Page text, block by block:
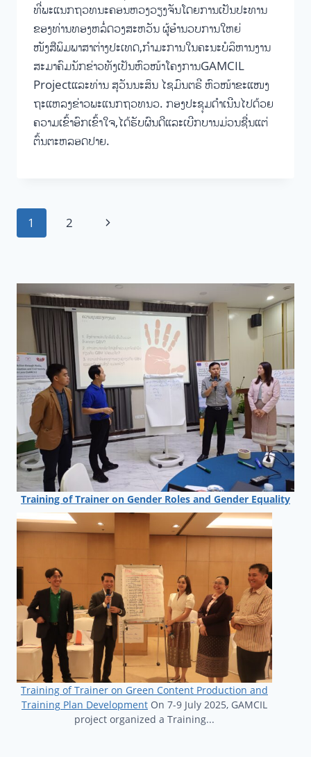
ທີ່ພະແນກຖວທນະຄອນຫວງວຽງຈັນໂດຍການເປັນປະທານ
ຂອງທ່ານທອງຫລໍ່ດວງສະຫວັນ ຜູ້ອຳນວບການໃຫຍ່
ໜັງສືພິມພາສາຕ່າງປະເທດ,ກຳມະການໃນຄະນະບໍລິຫານງານ
ສະມາຄົມນັກຂ່າວທັງເປັນຫົວໜ້າໂຄງການGAMCIL
Projectແລະທ່ານ ສຸວັນນະສິນ ໄຊມົນຕຣີ ຫົວໜ້າຂະແໜງ
ຖະແຫລງຂ່າວພະແນກຖວທນວ. ກອງປະຊຸມດຳເນີນໄປດ້ວຍ
ຄວາມເຂົ້າອົກເຂົ້າໃຈ,ໄດ້ຮັບຜົນດີແລະເບີກບານມ່ວນຊື່ນແຕ່
ຕົ້ນຕະຫລອດປາຍ.
Page
1 2
Next
Training of Trainer on Gender Roles and Gender Equality
Training of Trainer on Green Content Production and
Training Plan Development On 7-9 July 2025, GAMCIL
project organized a Training...